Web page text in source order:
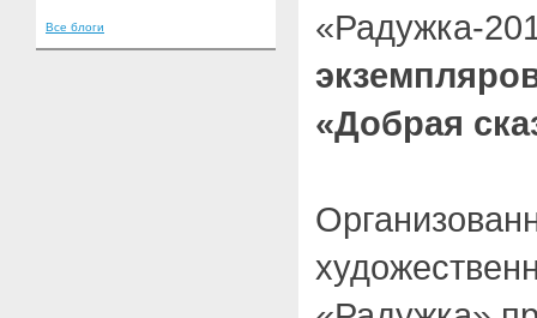
Все блоги
«Радужка-
«Добрая